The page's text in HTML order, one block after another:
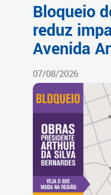
Bloqueio
reduz
Avenida
07/08/2026